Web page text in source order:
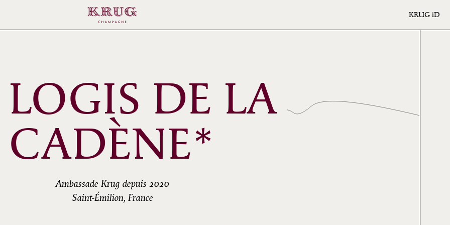
KRUG iD
LOGIS DE LA
CADÈNE*
Ambassade Krug depuis 2020
Saint-Émilion, France